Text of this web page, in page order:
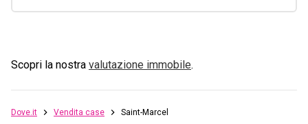
Scopri la nostra valutazione immobile.
Dove.it Vendita case Saint-Marcel